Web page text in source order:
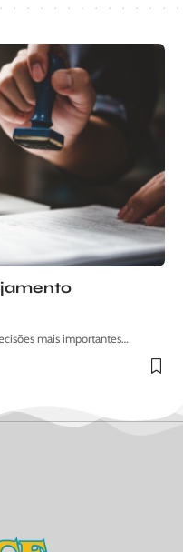
mais importantes…